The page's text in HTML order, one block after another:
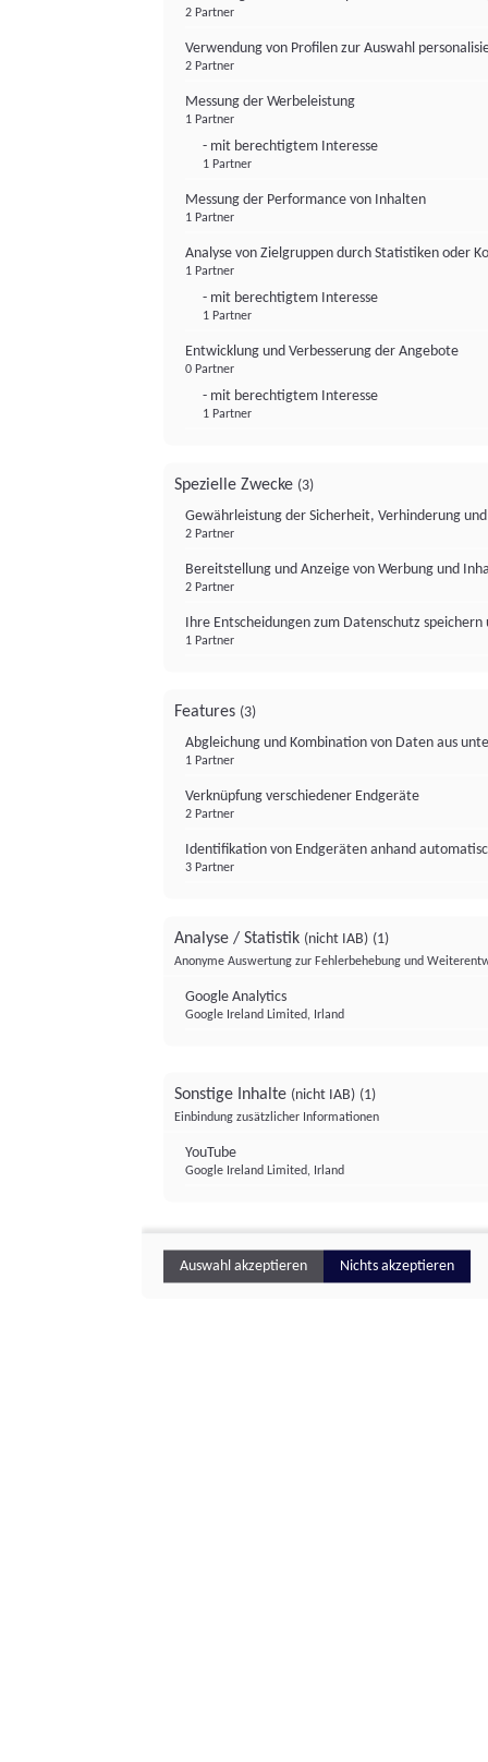
2 Partner
Verwendung von Profilen zur Auswahl
2 Partner
Messung der Werbeleistung
1 Partner
- mit berechtigtem Interesse
1 Partner
Messung der Performance von Inhalten
1 Partner
Analyse von Zielgruppen durch Statistiken oder
1 Partner
- mit berechtigtem Interesse
1 Partner
Entwicklung und Verbesserung der Angebote
0 Partner
- mit berechtigtem Interesse
1 Partner
Spezielle Zwecke (3)
Gewährleistung der Sicherheit, Verhinderung
2 Partner
Bereitstellung und Anzeige von Werbung und
2 Partner
Ihre Entscheidungen zum Datenschutz
1 Partner
Features (3)
Abgleichung und Kombination von Daten aus
1 Partner
Verknüpfung verschiedener Endgeräte
2 Partner
Identifikation von Endgeräten anhand
3 Partner
Analyse / Statistik (nicht IAB) (1)
Anonyme Auswertung zur Fehlerbehebung und
Google Analytics
Google Ireland Limited, Irland
Sonstige Inhalte (nicht IAB) (1)
Einbindung zusätzlicher Informationen
YouTube
Google Ireland Limited, Irland
Auswahl akzeptieren Nichts akzeptieren